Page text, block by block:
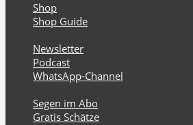
Shop
Shop Guide
Newsletter
Podcast
WhatsApp-Channel
Segen im Abo
Gratis Schätze